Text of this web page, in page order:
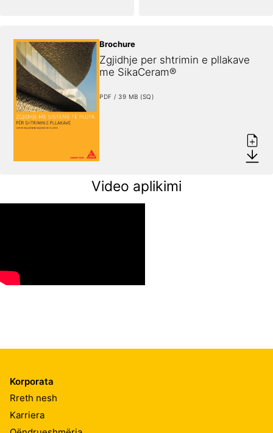
Brochure
Zgjidhje per shtrimin e pllakave
me SikaCeram®
PDF / 39 MB (SQ)
Video aplikimi
Korporata
Rreth nesh
Karriera